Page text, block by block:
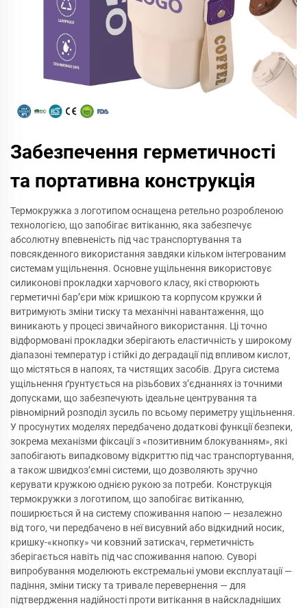
Забезпечення герметичності
та портативна конструкція
Термокружка з логотипом оснащена ретельно розробленою
технологією, що запобігає витіканню, яка забезпечує
абсолютну впевненість під час транспортування та
повсякденного використання завдяки кільком інтегрованим
системам ущільнення. Основне ущільнення використовує
силиконові прокладки харчового класу, які створюють
герметичні бар’єри між кришкою та корпусом кружки й
витримують зміни тиску та механічні навантаження, що
виникають у процесі звичайного використання. Ці точно
відформовані прокладки зберігають еластичність у широкому
діапазоні температур і стійкі до деградації під впливом кислот,
що містяться в напоях, та чистящих засобів. Друга система
ущільнення ґрунтується на різьбових з’єднаннях із точними
допусками, що забезпечують ідеальне центрування та
рівномірний розподіл зусиль по всьому периметру ущільнення.
У просунутих моделях передбачено додаткові функції безпеки,
зокрема механізми фіксації з «позитивним блокуванням», які
запобігають випадковому відкриттю під час транспортування,
а також швидкоз’ємні системи, що дозволяють зручно
керувати кружкою однією рукою за потреби. Конструкція
термокружки з логотипом, що запобігає витіканню,
поширюється й на систему споживання напою — незалежно
від того, чи передбачено в неї висувний або відкидний носик,
кришку-«кнопку» чи ковзний затискач, герметичність
зберігається навіть під час споживання напою. Суворі
випробування моделюють екстремальні умови експлуатації —
падіння, зміни тиску та тривале перевернення — для
підтвердження надійності проти витікання в найскладніших